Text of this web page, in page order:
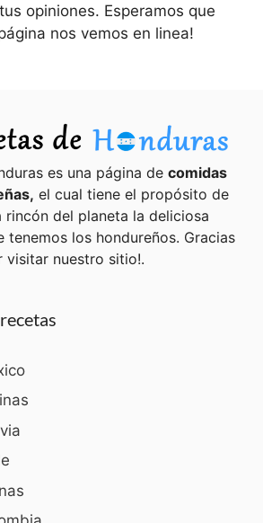
opiniones. Esperamos que
nos vemos en linea!
es una página de comidas
el cual tiene el propósito de
rincón del planeta la deliciosa
tenemos los hondureños. Gracias
visitar nuestro sitio!.